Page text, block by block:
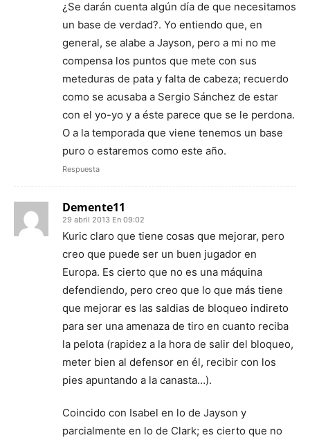
¿Se darán cuenta algún día de que necesitamos
un base de verdad?. Yo entiendo que, en
general, se alabe a Jayson, pero a mi no me
compensa los puntos que mete con sus
meteduras de pata y falta de cabeza; recuerdo
como se acusaba a Sergio Sánchez de estar
con el yo-yo y a éste parece que se le perdona.
O a la temporada que viene tenemos un base
puro o estaremos como este año.
Respuesta
Demente11
29 abril 2013 En 09:02
Kuric claro que tiene cosas que mejorar, pero
creo que puede ser un buen jugador en
Europa. Es cierto que no es una máquina
defendiendo, pero creo que lo que más tiene
que mejorar es las saldias de bloqueo indireto
para ser una amenaza de tiro en cuanto reciba
la pelota (rapidez a la hora de salir del bloqueo,
meter bien al defensor en él, recibir con los
pies apuntando a la canasta…).
Coincido con Isabel en lo de Jayson y
parcialmente en lo de Clark; es cierto que no